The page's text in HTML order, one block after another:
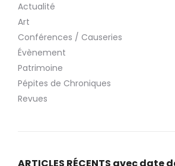
Actualité
Art
Conférences / Causeries
Évènement
Patrimoine
Pépites de Chroniques
Revues